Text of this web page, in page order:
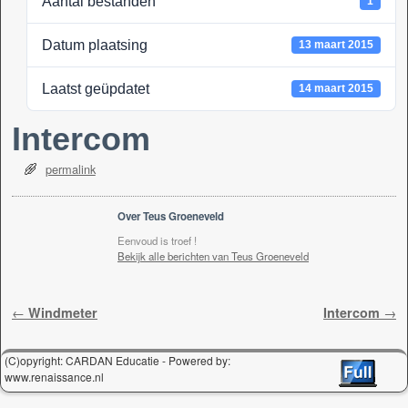
k
Datum plaatsing 13 maart 2015
Laatst geüpdatet 14 maart 2015
Intercom
permalink
Over Teus Groeneveld
Eenvoud is troef !
Bekijk alle berichten van Teus Groeneveld
Berichtnavigatie
← Windmeter Intercom →
(C)opyright: CARDAN Educatie - Powered by:
www.renaissance.nl